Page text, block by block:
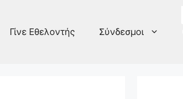
Γίνε Εθελοντής Σύνδεσμοι